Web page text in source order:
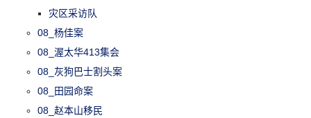
灾区采访队
08_杨佳案
08_渥太华413集会
08_灰狗巴士割头案
08_田园命案
08_赵本山移民